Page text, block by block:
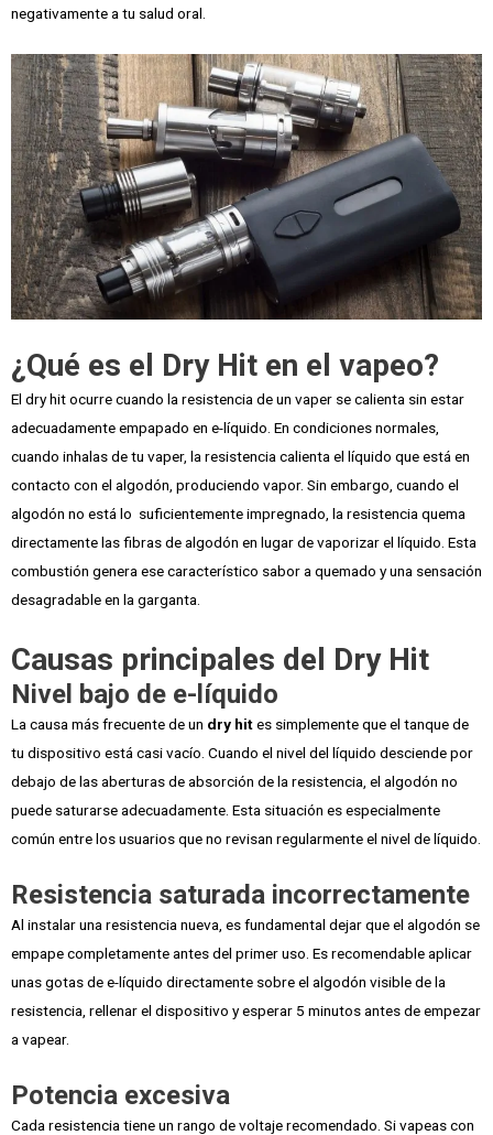
negativamente a tu salud oral.
¿Qué es el Dry Hit en el vapeo?
El dry hit ocurre cuando la resistencia de un vaper se calienta sin estar
adecuadamente empapado en e-líquido. En condiciones normales,
cuando inhalas de tu vaper, la resistencia calienta el líquido que está en
contacto con el algodón, produciendo vapor. Sin embargo, cuando el
algodón no está lo suficientemente impregnado, la resistencia quema
directamente las fibras de algodón en lugar de vaporizar el líquido. Esta
combustión genera ese característico sabor a quemado y una sensación
desagradable en la garganta.
Causas principales del Dry Hit
Nivel bajo de e-líquido
La causa más frecuente de un dry hites simplemente que el tanque de
tu dispositivo está casi vacío. Cuando el nivel del líquido desciende por
debajo de las aberturas de absorción de la resistencia, el algodón no
puede saturarse adecuadamente. Esta situación es especialmente
común entre los usuarios que no revisan regularmente el nivel de líquido.
Resistencia saturada incorrectamente
Al instalar una resistencia nueva, es fundamental dejar que el algodón se
empape completamente antes del primer uso. Es recomendable aplicar
unas gotas de e-líquido directamente sobre el algodón visible de la
resistencia, rellenar el dispositivo y esperar 5 minutos antes de empezar
a vapear.
Potencia excesiva
Cada resistencia tiene un rango de voltaje recomendado. Si vapeas con